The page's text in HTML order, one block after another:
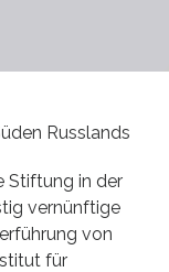
Russlands
Stiftung in der
vernünftige
von
für